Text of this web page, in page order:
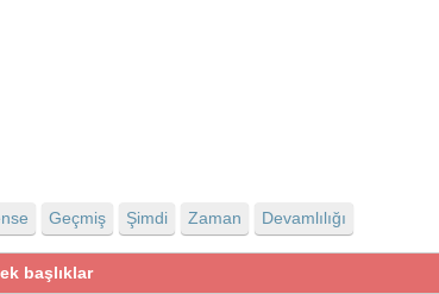
Geçmiş Şimdi Zaman Devamlılığı
başlıklar